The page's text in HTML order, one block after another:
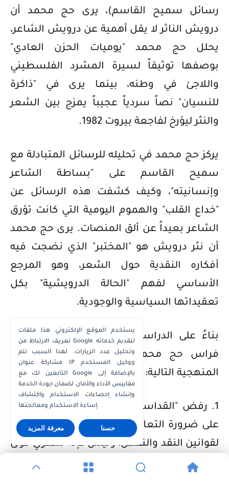
رسائل سميح القاسم)، يرى حج محمد أن
درويش الناثر لا يقل أهمية عن درويش الشاعر،
يحلل حج محمد "يوميات الحزن العادي"
بوصفها توثيقاً لسيرة المشرد الفلسطيني
واللاجئ في وطنه، بينما يرى في "ذاكرة
للنسيان" نصاً سردياً عجيباً يمزج بين الشعر
والنثر ليؤرخ لفاجعة بيروت 1982.
يركز حج محمد في تحليله للرسائل المتبادلة مع
سميح القاسم على "بساطة الشاعر
وإنسانيته"، وكيف كشفت هذه الرسائل عن
"خداع القلب" والهموم اليومية التي كانت تؤرق
الشاعر بعيداً عن ألق المنصات. يرى حج محمد
أن نثر درويش هو "المختبر" الذي نضجت فيه
أفكاره النقدية حول الشعر، وهو المرجع
الأساسي لفهم "الحالة الدرويشية" بكل
تعقيداتها السياسية والوجودية.
بناءً على الدراسات المستفيضة التي أنجزها
فراس حج محمد، يمكن استخلاص النتائج
المنهجية التالية:
1. رفض "القداسة" الإبداعية: يشدد حج محمد
على ضرورة التعامل مع درويش كمبدع يخضع
لقوانين النقد والنقض، وليس كإله شعري فوق
المساءلة. هذا الموقف يهدف إلى حماية حرية
يستخدم الموقع الإلكتروني هذا ملفات
تعريف الارتباط من Google لتقديم خدماته
وتحليل عدد الزيارات. لهذا السبب تتم
مشاركة عنوان IP ووكيل المستخدم
التابعين لك مع Google بالإضافة إلى
مقاييس الأداء والأمان لضمان جودة الخدمة
وإنشاء إحصاءات الاستخدام واكتشاف
إساءة الاستخدام ومعالجتها.
معرفة المزيد حسنا